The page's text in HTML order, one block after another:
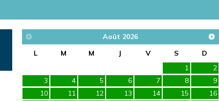
Août 2026
L
M M J V S
D
1
2
3
4 5 6 7 8
9
10
11 12 13 14 15
16